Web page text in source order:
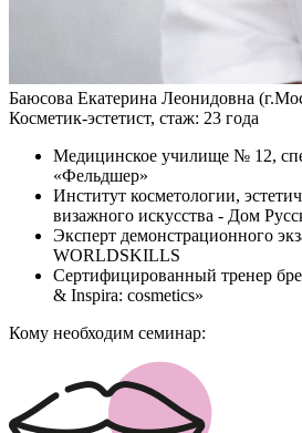
Баюсова Екатерина Леонидовна
Косметик-эстетист, стаж: 23 года
Медицинское училище № 12,
«Фельдшер»
Институт косметологии,
визажного искусства - Дом
Эксперт демонстрационного
WORLDSKILLS
Сертифицированный тренер
& Inspira: cosmetics»
Кому необходим семинар: